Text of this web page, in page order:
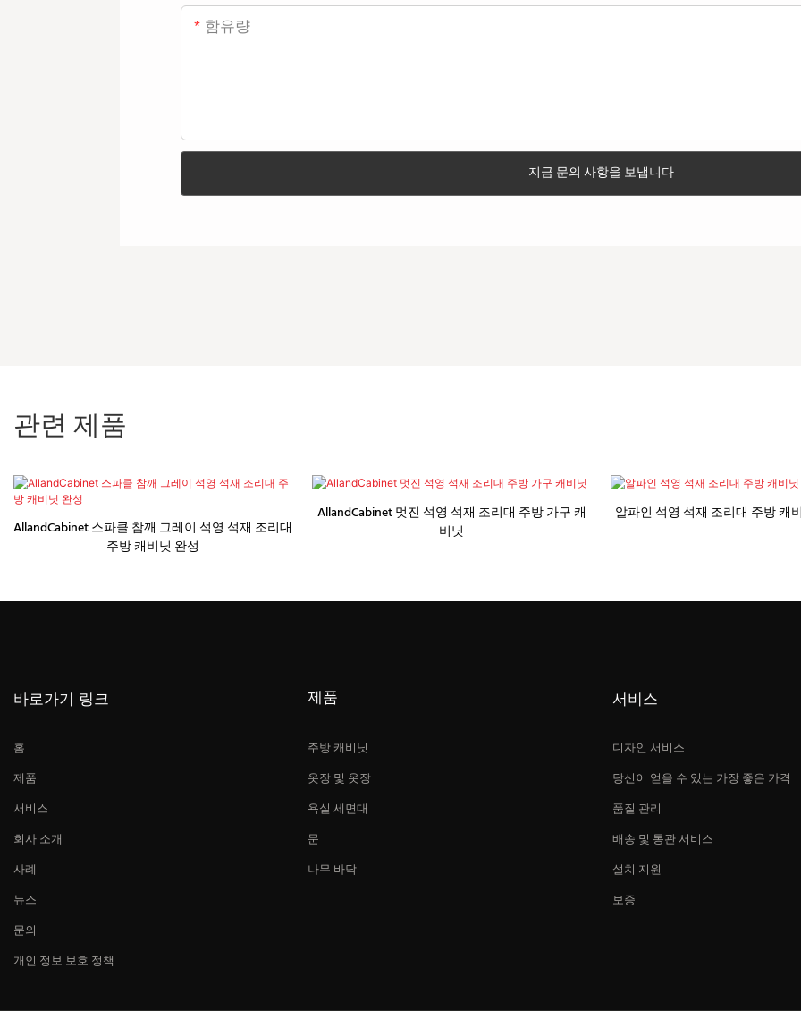
함유량
지금 문의 사항을 보냅니다
관련 제품
AllandCabinet 스파클 참깨 그레이 석영 석재 조리대
주방 캐비닛 완성
AllandCabinet 멋진 석영 석재 조리대 주방 가구 캐
비닛
알파인 석영 석재 조리대 주방 캐
바로가기 링크
홈
제품
서비스
회사 소개
사례
뉴스
문의
개인 정보 보호 정책
제품
주방 캐비닛
옷장 및 옷장
욕실 세면대
문
나무 바닥
서비스
디자인 서비스
당신이 얻을 수 있는 가장 좋은 가격
품질 관리
배송 및 통관 서비스
설치 지원
보증